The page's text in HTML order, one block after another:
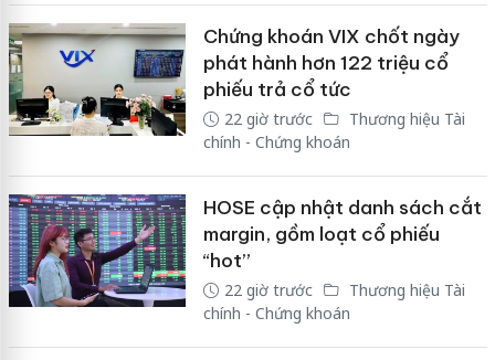
Chứng khoán VIX chốt ngày
phát hành hơn 122 triệu cổ
phiếu trả cổ tức
22 giờ trước
Thương hiệu Tài
chính - Chứng khoán
HOSE cập nhật danh sách cắt
margin, gồm loạt cổ phiếu
“hot”
22 giờ trước
Thương hiệu Tài
chính - Chứng khoán